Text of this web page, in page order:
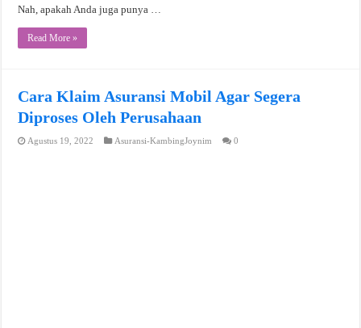
Nah, apakah Anda juga punya …
Read More »
Cara Klaim Asuransi Mobil Agar Segera
Diproses Oleh Perusahaan
Agustus 19, 2022 Asuransi-KambingJoynim 0